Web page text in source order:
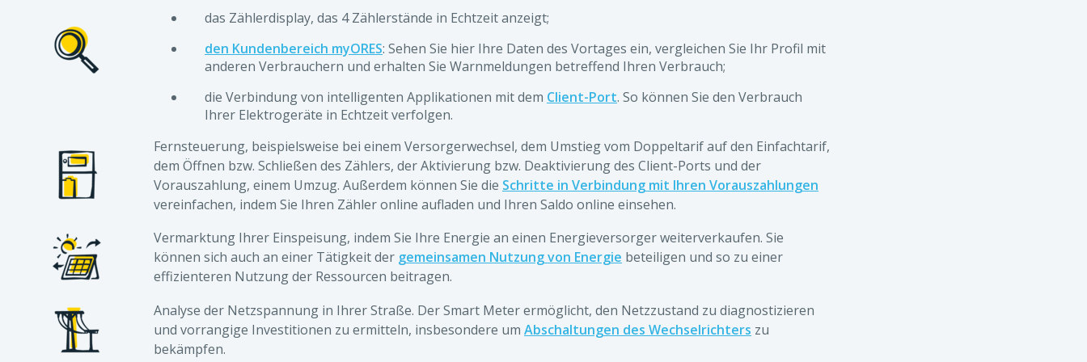
das Zählerdisplay, das 4 Zählerstände in Echtzeit anzeigt;
den Kundenbereich myORES: Sehen Sie hier Ihre Daten des Vortages ein, vergleichen Sie Ihr Profil mit
anderen Verbrauchern und erhalten Sie Warnmeldungen betreffend Ihren Verbrauch;
die Verbindung von intelligenten Applikationen mit dem Client-Port. So können Sie den Verbrauch
Ihrer Elektrogeräte in Echtzeit verfolgen.
Fernsteuerung, beispielsweise bei einem Versorgerwechsel, dem Umstieg vom Doppeltarif auf den Einfachtarif,
dem Öffnen bzw. Schließen des Zählers, der Aktivierung bzw. Deaktivierung des Client-Ports und der
Vorauszahlung, einem Umzug. Außerdem können Sie die Schritte in Verbindung mit Ihren Vorauszahlungen
vereinfachen, indem Sie Ihren Zähler online aufladen und Ihren Saldo online einsehen.
Vermarktung Ihrer Einspeisung, indem Sie Ihre Energie an einen Energieversorger weiterverkaufen. Sie
können sich auch an einer Tätigkeit der gemeinsamen Nutzung von Energie beteiligen und so zu einer
effizienteren Nutzung der Ressourcen beitragen.
Analyse der Netzspannung in Ihrer Straße. Der Smart Meter ermöglicht, den Netzzustand zu diagnostizieren
und vorrangige Investitionen zu ermitteln, insbesondere um Abschaltungen des Wechselrichters zu
bekämpfen.